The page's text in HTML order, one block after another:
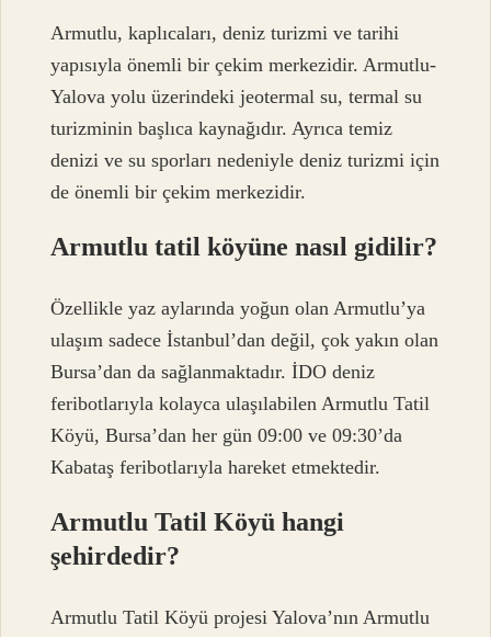
Armutlu, kaplıcaları, deniz turizmi ve tarihi
yapısıyla önemli bir çekim merkezidir. Armutlu-
Yalova yolu üzerindeki jeotermal su, termal su
turizminin başlıca kaynağıdır. Ayrıca temiz
denizi ve su sporları nedeniyle deniz turizmi için
de önemli bir çekim merkezidir.
Armutlu tatil köyüne nasıl gidilir?
Özellikle yaz aylarında yoğun olan Armutlu’ya
ulaşım sadece İstanbul’dan değil, çok yakın olan
Bursa’dan da sağlanmaktadır. İDO deniz
feribotlarıyla kolayca ulaşılabilen Armutlu Tatil
Köyü, Bursa’dan her gün 09:00 ve 09:30’da
Kabataş feribotlarıyla hareket etmektedir.
Armutlu Tatil Köyü hangi
şehirdedir?
Armutlu Tatil Köyü projesi Yalova’nın Armutlu